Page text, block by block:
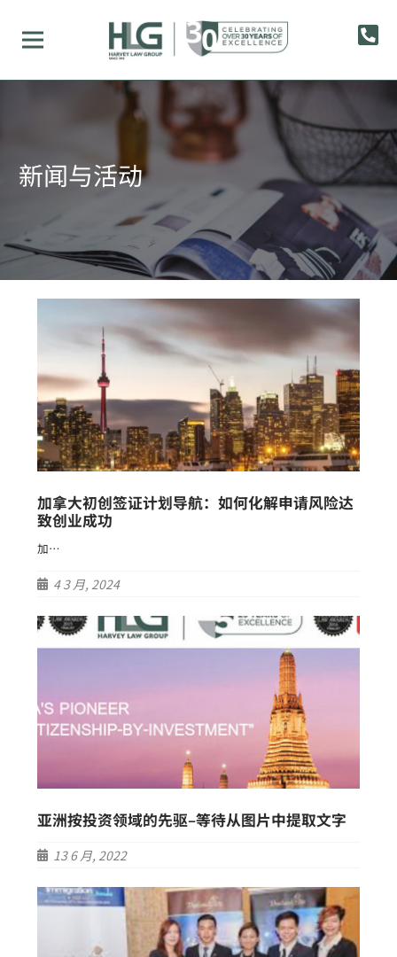
新闻与活动
加拿大初创签证计划导航：如何化解申请风险达
致创业成功
加…
4 3 月, 2024
亚洲按投资领域的先驱–等待从图片中提取文字
13 6 月, 2022